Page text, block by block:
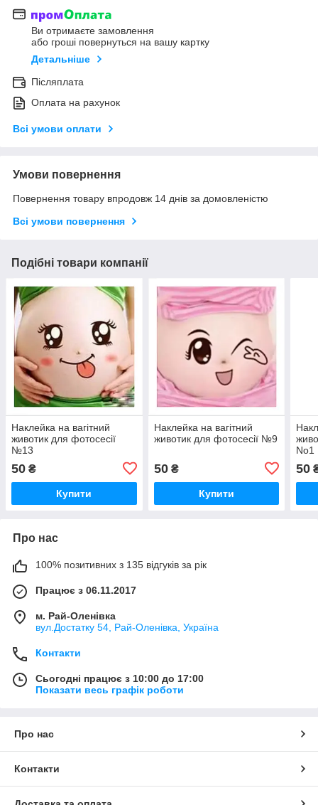
Ви отримаєте замовлення
або гроші повернуться на вашу картку
Детальніше
Післяплата
Оплата на рахунок
Всі умови оплати
Умови повернення
Повернення товару впродовж 14 днів за домовленістю
Всі умови повернення
Подібні товари компанії
Наклейка на вагітний
животик для фотосесії
№13
50 ₴
Купити
Наклейка на вагітний
животик для фотосесії №9
50₴
Купити
No1
50
Про нас
100% позитивних з 135 відгуків за рік
Працює з 06.11.2017
м. Рай-Оленівка
вул.Достатку 54, Рай-Оленівка, Україна
Контакти
Сьогодні працює з 10:00 до 17:00
Показати весь графік роботи
Про нас
Контакти